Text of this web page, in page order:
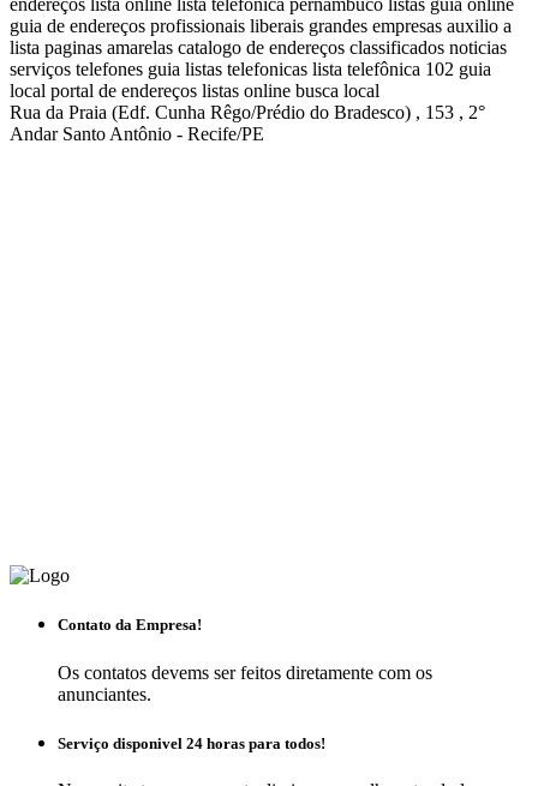
endereços lista online lista telefonica pernambuco listas guia online
guia de endereços profissionais liberais grandes empresas auxilio a
lista paginas amarelas catalogo de endereços classificados noticias
serviços telefones guia listas telefonicas lista telefônica 102 guia
local portal de endereços listas online busca local
Rua da Praia (Edf. Cunha Rêgo/Prédio do Bradesco) , 153 , 2°
Andar Santo Antônio - Recife/PE
Contato da Empresa!
Os contatos devems ser feitos diretamente com os
anunciantes.
Serviço disponivel 24 horas para todos!